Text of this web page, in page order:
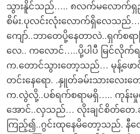
သွားနိူင်သည်….. ၈လက်မလောက်ရှ
စိမ်း.ပုလင်းလုံးလောက်ရှိလေသည်
ကျော်..ဘာတေပို့နေတာလဲ..ရှက်စရာက
လေ.. ကလောင်…..ပို့ပါပီ မြင်လိုက်
က.တောင်သွားတော့သည်… မုန့်ဖောင်
တင်းနေရော. .နှူတ်ခမ်းသားလေး
က.လွဲလို့..ပစ်ရက်စရာမရှိ….. ကုန်းမှု
အောင်..လှသည်… လိုးချင်စိတ်တေ.
ကြည့်၍..ဂွင်းထုနေမိတော့သည်. နီ